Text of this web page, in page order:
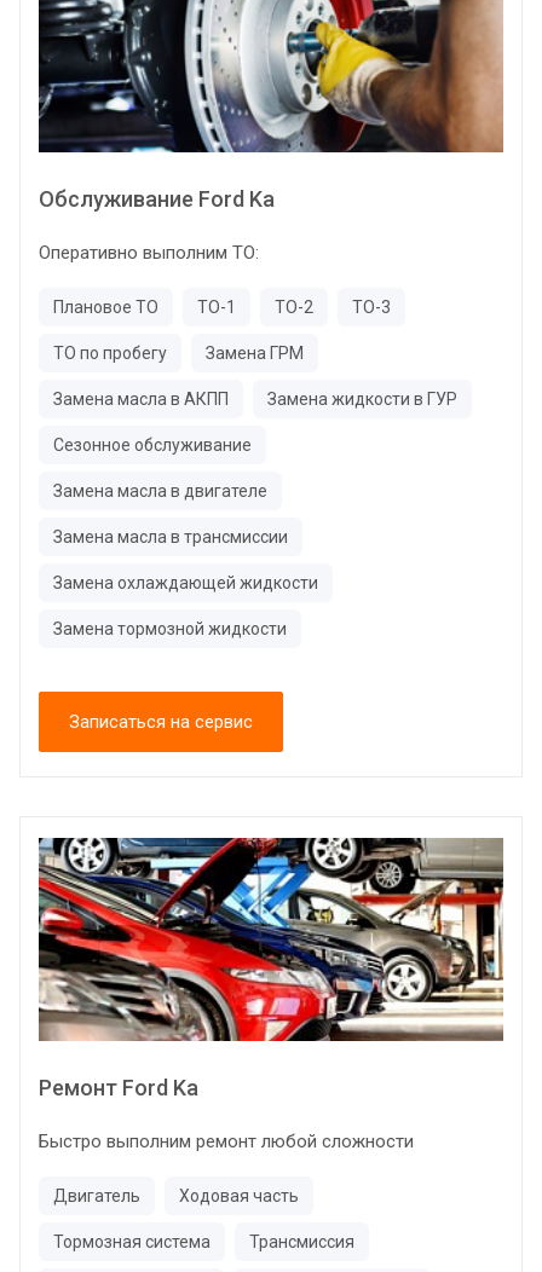
Обслуживание Ford Ka
Оперативно выполним ТО:
Плановое ТО ТО-1 ТО-2 ТО-3
ТО по пробегу Замена ГРМ
Замена масла в АКПП Замена жидкости в ГУР
Сезонное обслуживание
Замена масла в двигателе
Замена масла в трансмиссии
Замена охлаждающей жидкости
Замена тормозной жидкости
Записаться на сервис
Ремонт Ford Ka
Быстро выполним ремонт любой сложности
Двигатель Ходовая часть
Тормозная система Трансмиссия